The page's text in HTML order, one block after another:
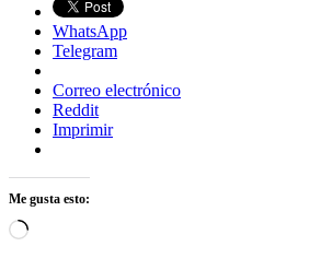
WhatsApp
Telegram
Correo electrónico
Reddit
Imprimir
Me gusta esto:
Cargando...